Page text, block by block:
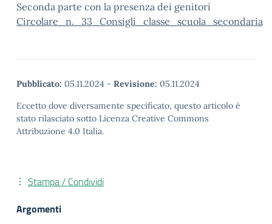
Seconda parte con la presenza dei genitori
Circolare_n._33_Consigli_classe_scuola_secondaria
Pubblicato: 05.11.2024 - Revisione: 05.11.2024
Eccetto dove diversamente specificato, questo articolo è
stato rilasciato sotto Licenza Creative Commons
Attribuzione 4.0 Italia.
Stampa / Condividi
Argomenti